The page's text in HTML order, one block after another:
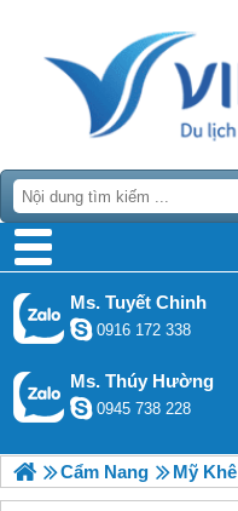
Ms. Tuyết Chinh
0916 172 338
Ms. Thúy Hường
0945 738 228
Cẩm Nang Mỹ Khê